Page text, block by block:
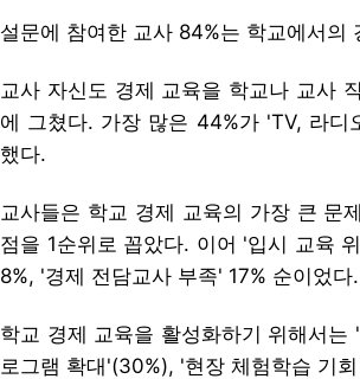
설문에 참여한 교사 84%는 학교에서
교사 자신도 경제 교육을 학교나 교사
에 그쳤다. 가장 많은 44%가 'TV, 라
했다.
교사들은 학교 경제 교육의 가장 큰 문
점을 1순위로 꼽았다. 이어 '입시 교육
8%, '경제 전담교사 부족' 17% 순이었다.
학교 경제 교육을 활성화하기 위해서
로그램 확대'(30%), '현장 체험학습 기